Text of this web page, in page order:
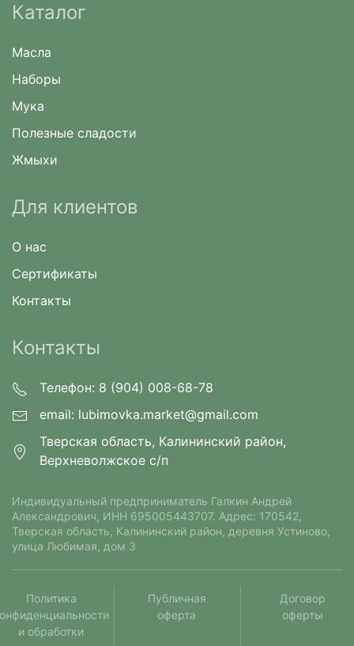
Каталог
Масла
Наборы
Мука
Полезные сладости
Жмыхи
Для клиентов
О нас
Сертификаты
Контакты
Контакты
Телефон: 8 (904) 008-68-78
email: lubimovka.market@gmail.com
Тверская область, Калининский район,
Верхневолжское с/п
Индивидуальный предприниматель Галкин Андрей
Александрович⁠, ИНН 695005443707. Адрес: 170542,
Тверская область, Калининский район, деревня Устиново,
улица Любимая, дом 3
Политика
и обработки
Публичная
оферта
Договор
оферты